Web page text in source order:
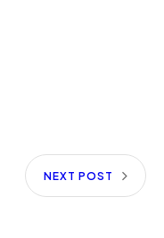
NEXT POST